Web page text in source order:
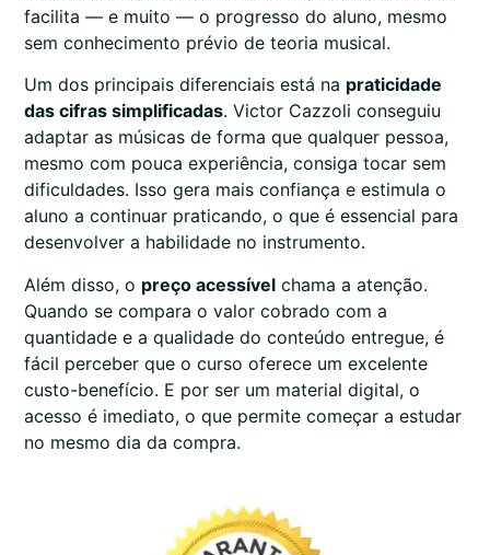
facilita — e muito — o progresso do aluno, mesmo
sem conhecimento prévio de teoria musical.
Um dos principais diferenciais está na praticidade
das cifras simplificadas. Victor Cazzoli conseguiu
adaptar as músicas de forma que qualquer pessoa,
mesmo com pouca experiência, consiga tocar sem
dificuldades. Isso gera mais confiança e estimula o
aluno a continuar praticando, o que é essencial para
desenvolver a habilidade no instrumento.
Além disso, o preço acessível chama a atenção.
Quando se compara o valor cobrado com a
quantidade e a qualidade do conteúdo entregue, é
fácil perceber que o curso oferece um excelente
custo-benefício. E por ser um material digital, o
acesso é imediato, o que permite começar a estudar
no mesmo dia da compra.